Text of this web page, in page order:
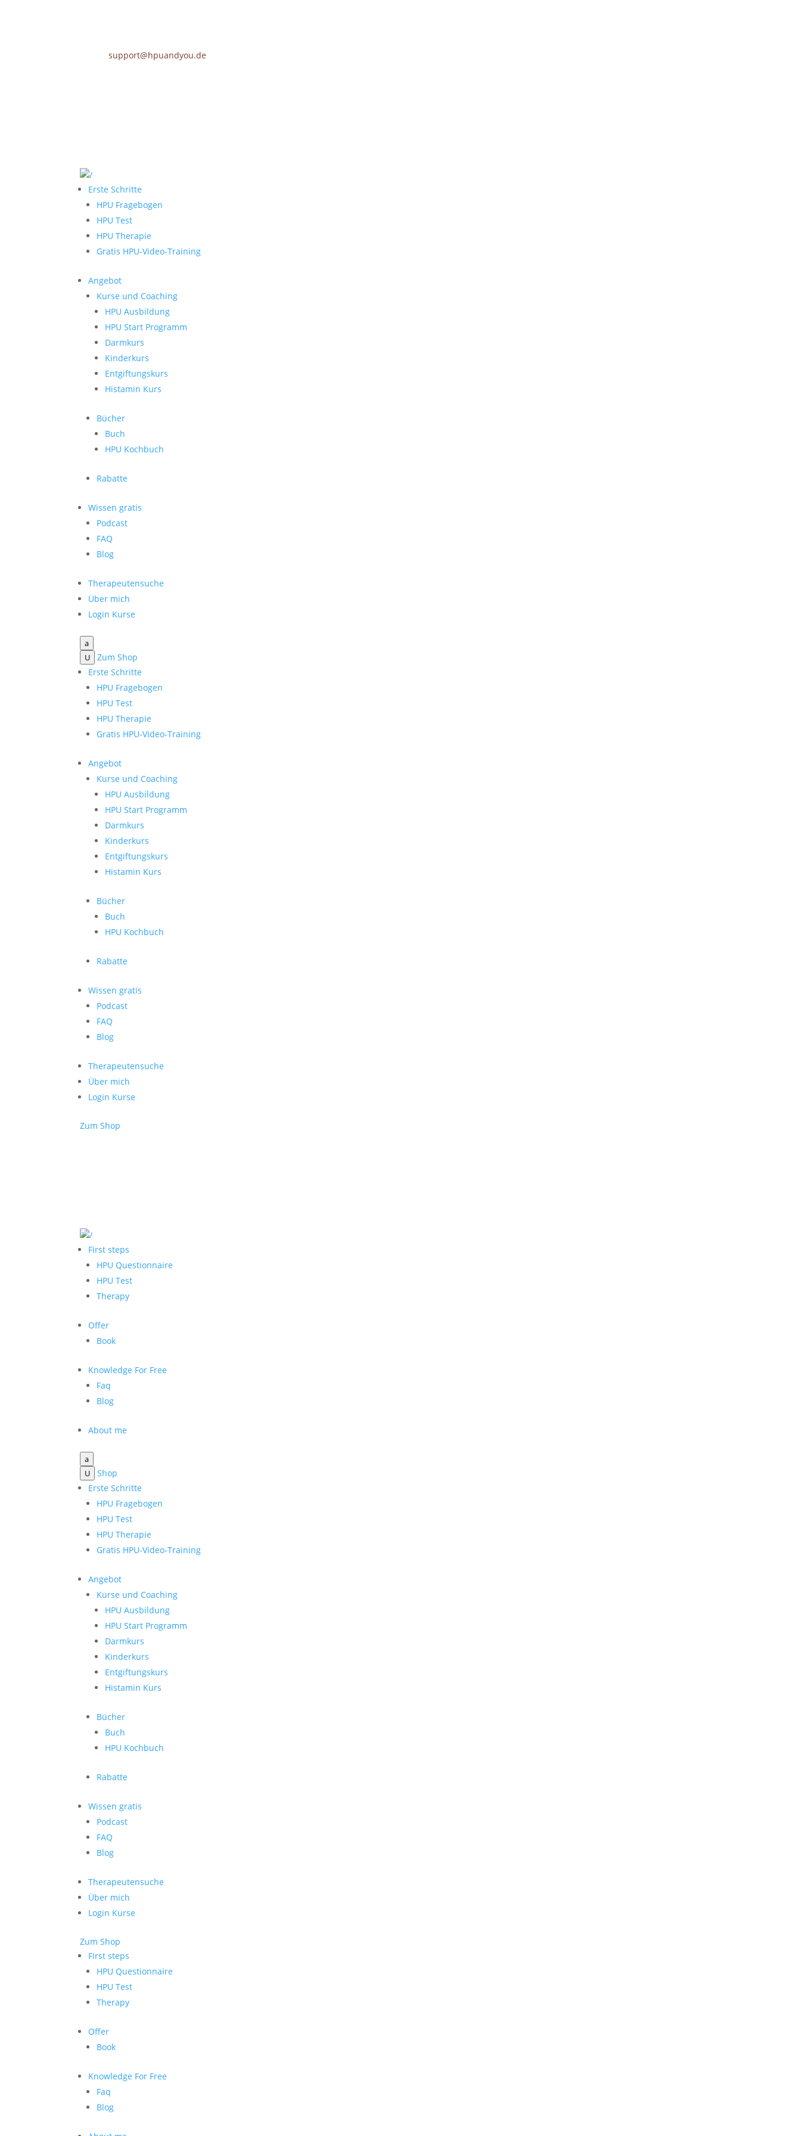
support@hpuandyou.de
Erste Schritte
HPU Fragebogen
HPU Test
HPU Therapie
Gratis HPU-Video-Training
Angebot
Kurse und Coaching
HPU Ausbildung
HPU Start Programm
Darmkurs
Kinderkurs
Entgiftungskurs
Histamin Kurs
Bücher
Buch
HPU Kochbuch
Rabatte
Wissen gratis
Podcast
FAQ
Blog
Therapeutensuche
Über mich
Login Kurse
a
U
Zum Shop
Erste Schritte
HPU Fragebogen
HPU Test
HPU Therapie
Gratis HPU-Video-Training
Angebot
Kurse und Coaching
HPU Ausbildung
HPU Start Programm
Darmkurs
Kinderkurs
Entgiftungskurs
Histamin Kurs
Bücher
Buch
HPU Kochbuch
Rabatte
Wissen gratis
Podcast
FAQ
Blog
Therapeutensuche
Über mich
Login Kurse
Zum Shop
First steps
HPU Questionnaire
HPU Test
Therapy
Offer
Book
Knowledge For Free
Faq
Blog
About me
a
U
Shop
Erste Schritte
HPU Fragebogen
HPU Test
HPU Therapie
Gratis HPU-Video-Training
Angebot
Kurse und Coaching
HPU Ausbildung
HPU Start Programm
Darmkurs
Kinderkurs
Entgiftungskurs
Histamin Kurs
Bücher
Buch
HPU Kochbuch
Rabatte
Wissen gratis
Podcast
FAQ
Blog
Therapeutensuche
Über mich
Login Kurse
Zum Shop
First steps
HPU Questionnaire
HPU Test
Therapy
Offer
Book
Knowledge For Free
Faq
Blog